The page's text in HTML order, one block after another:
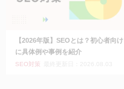
【2026年版】SEOとは？初心者向け
に具体例や事例を紹介
SEO対策